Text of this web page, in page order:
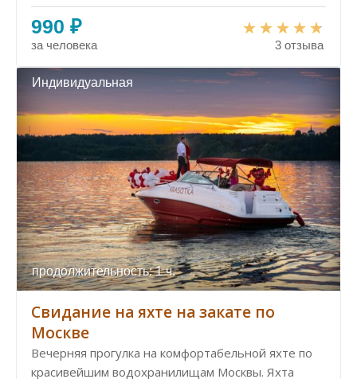
990 ₽
за человека 3 отзыва
Индивидуальная
продолжительность: 1 ч.
Свидание на яхте на закате по
Москве
Вечерняя прогулка на комфортабельной яхте по
красивейшим водохранилищам Москвы. Яхта